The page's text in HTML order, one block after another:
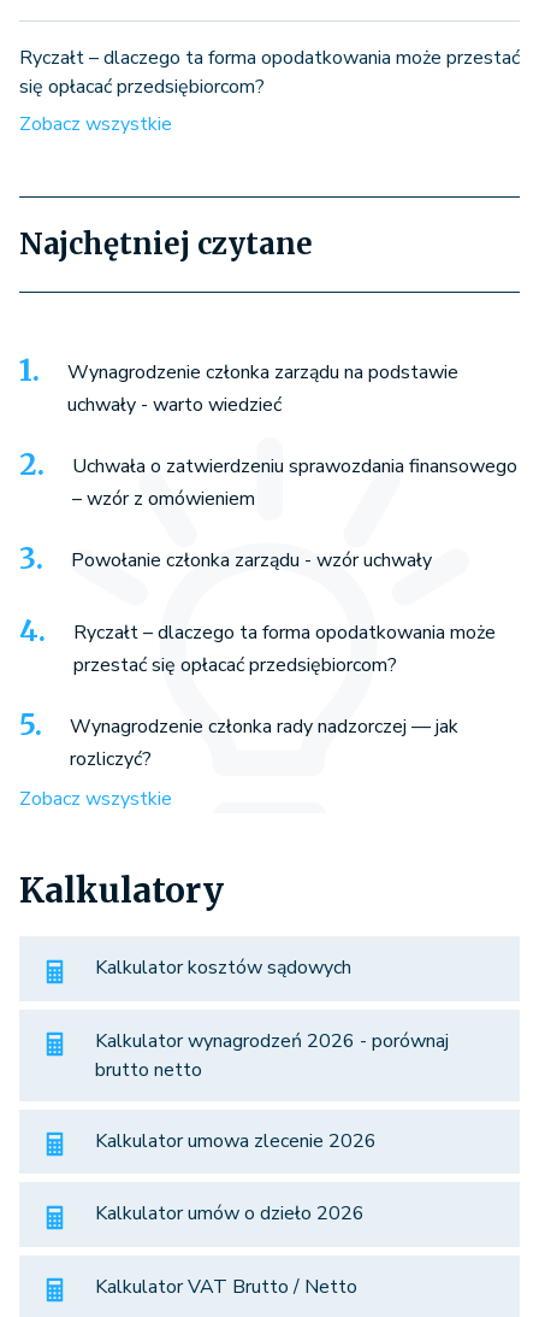
Ryczałt – dlaczego ta forma opodatkowania może przestać
się opłacać przedsiębiorcom?
Zobacz wszystkie
Najchętniej czytane
Wynagrodzenie członka zarządu na podstawie
uchwały - warto wiedzieć
Uchwała o zatwierdzeniu sprawozdania finansowego
– wzór z omówieniem
Powołanie członka zarządu - wzór uchwały
Ryczałt – dlaczego ta forma opodatkowania może
przestać się opłacać przedsiębiorcom?
Wynagrodzenie członka rady nadzorczej — jak
rozliczyć?
Zobacz wszystkie
Kalkulatory
Kalkulator kosztów sądowych
Kalkulator wynagrodzeń 2026 - porównaj
brutto netto
Kalkulator umowa zlecenie 2026
Kalkulator umów o dzieło 2026
Kalkulator VAT Brutto / Netto